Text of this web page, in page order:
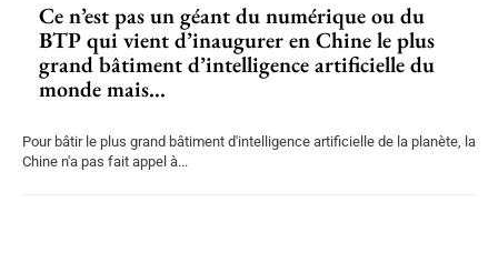
Ce n’est pas un géant du numérique ou du
BTP qui vient d’inaugurer en Chine le plus
grand bâtiment d’intelligence artificielle du
monde mais...
Pour bâtir le plus grand bâtiment d'intelligence artificielle de la planète, la
Chine n'a pas fait appel à...